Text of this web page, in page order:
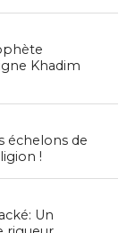
Khadim
échelons de
!
Un